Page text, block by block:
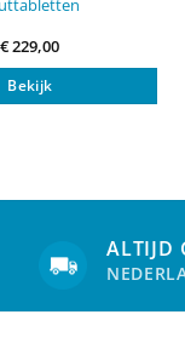
€229,00
Bekijk
ALTIJD